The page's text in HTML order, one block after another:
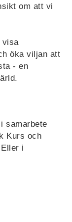
om att vi
visa
öka viljan att
- en
samarbete
Kurs och
i